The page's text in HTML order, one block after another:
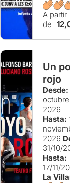
A partir
de
Un
rojo
Desde:
2026
Hasta:
2026
31/10/
Hasta:
17/11/
La